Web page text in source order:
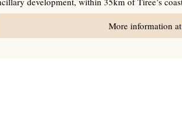
More information at